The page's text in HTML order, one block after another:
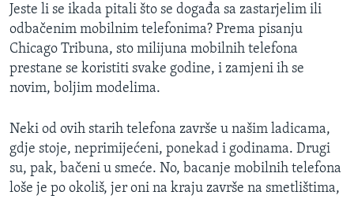
pretraguBOSNA I HERCEGOVINA
SVIJET
SPECIJALNI PROJEKTI
KORUPCIJA
SLOBODA MEDIJA
ŽENSKA STRANA
IZBJEGLIČKA STRANA
MAGAZIN
O GLASU AMERIKE
Jeste li se ikada pitali što se događa sa zastarjelim ili
odbačenim mobilnim telefonima? Prema pisanju
Chicago Tribuna, sto milijuna mobilnih telefona
prestane se koristiti svake godine, i zamjeni ih se
novim, boljim modelima.
Neki od ovih starih telefona završe u našim ladicama,
gdje stoje, neprimijećeni, ponekad i godinama. Drugi
su, pak, bačeni u smeće. No, bacanje mobilnih telefona
loše je po okoliš, jer oni na kraju završe na smetlištima,